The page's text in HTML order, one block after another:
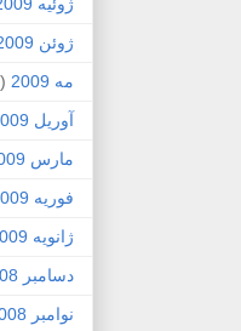
ژوئن 2009
مه 2009
(1)
آوریل 2009
مارس 2009
فوریه 2009
ژانویه 2009
دسامبر 2008
نوامبر 2008